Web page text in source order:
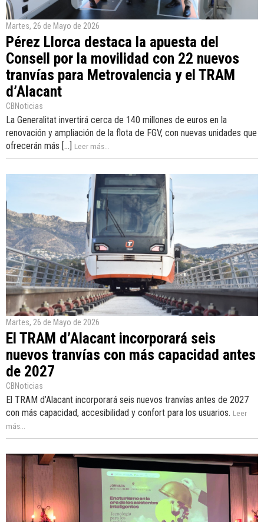
Martes, 26 de Mayo de 2026
Pérez Llorca destaca la apuesta del
Consell por la movilidad con 22 nuevos
tranvías para Metrovalencia y el TRAM
d’Alacant
CBNoticias
La Generalitat invertirá cerca de 140 millones de euros en la
renovación y ampliación de la flota de FGV, con nuevas unidades que
ofrecerán más [...] Leer más...
Martes, 26 de Mayo de 2026
El TRAM d’Alacant incorporará seis
nuevos tranvías con más capacidad antes
de 2027
CBNoticias
El TRAM d’Alacant incorporará seis nuevos tranvías antes de 2027
con más capacidad, accesibilidad y confort para los usuarios. Leer
más...